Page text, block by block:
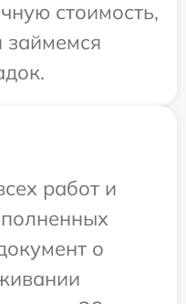
стоимость,
займемся
работ и
о